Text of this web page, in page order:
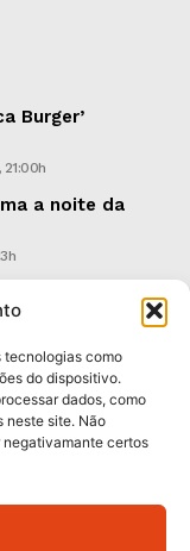
tecnologias como
do dispositivo.
dados, como
neste site. Não
certos
Burger’
a noite da